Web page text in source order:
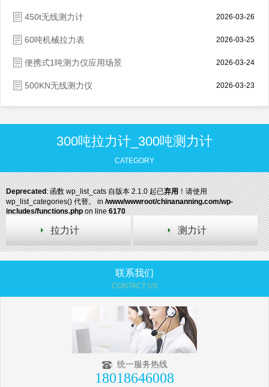
450t无线测力计 2026-03-26
60吨机械拉力表 2026-03-25
便携式1吨测力仪应用场景 2026-03-24
500KN无线测力仪 2026-03-23
300吨拉力计_300吨测力计
CATEGORY
Deprecated: 函数 wp_list_cats 自版本 2.1.0 起已弃用！请使用
wp_list_categories() 代替。 in/www/wwwroot/chinananning.com/wp-
includes/functions.phpon line6170
拉力计 测力计
联系我们
CONTACT US
统一服务热线
18018646008